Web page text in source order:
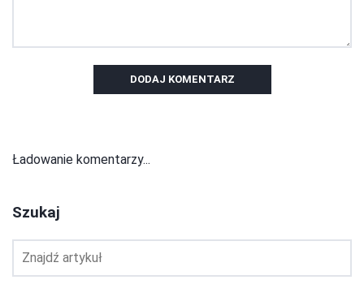
DODAJ KOMENTARZ
Ładowanie komentarzy...
Szukaj